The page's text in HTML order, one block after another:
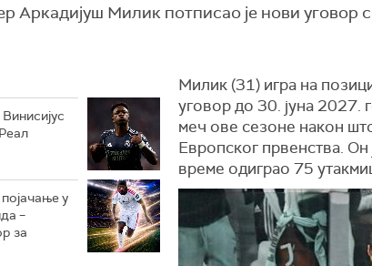
Аркадијуш Милик потписао је нови уговор
у
–
за
Милик (31) игра на
уговор до 30. јуна 2027.
меч ове сезоне након
Европског првенства.
време одиграо 75